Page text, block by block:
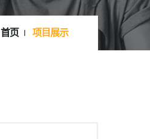
首页 项目展示